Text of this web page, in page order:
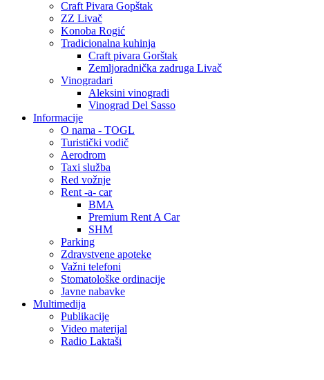
Craft Pivara Gopštak
ZZ Livač
Konoba Rogić
Tradicionalna kuhinja
Craft pivara Gorštak
Zemljoradnička zadruga Livač
Vinogradari
Aleksini vinogradi
Vinograd Del Sasso
Informacije
O nama - TOGL
Turistički vodič
Aerodrom
Taxi služba
Red vožnje
Rent -a- car
BMA
Premium Rent A Car
SHM
Parking
Zdravstvene apoteke
Važni telefoni
Stomatološke ordinacije
Javne nabavke
Multimedija
Publikacije
Video materijal
Radio Laktaši